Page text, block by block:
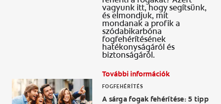
vagyunk itt, hogy segítsünk,
és elmondjuk, mit
mondanak a profik a
szódabikarbóna
fogfehérítésének
hatékonyságáról és
biztonságáról.
További információk
FOGFEHÉRÍTÉS
A sárga fogak fehérítése: 5 tipp